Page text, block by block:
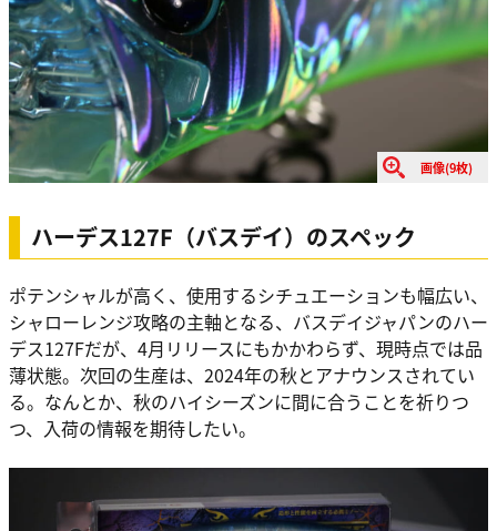
画像(9枚)
ハーデス127F（バスデイ）のスペック
ポテンシャルが高く、使用するシチュエーションも幅広い、
シャローレンジ攻略の主軸となる、バスデイジャパンのハー
デス127Fだが、4月リリースにもかかわらず、現時点では品
薄状態。次回の生産は、2024年の秋とアナウンスされてい
る。なんとか、秋のハイシーズンに間に合うことを祈りつ
つ、入荷の情報を期待したい。